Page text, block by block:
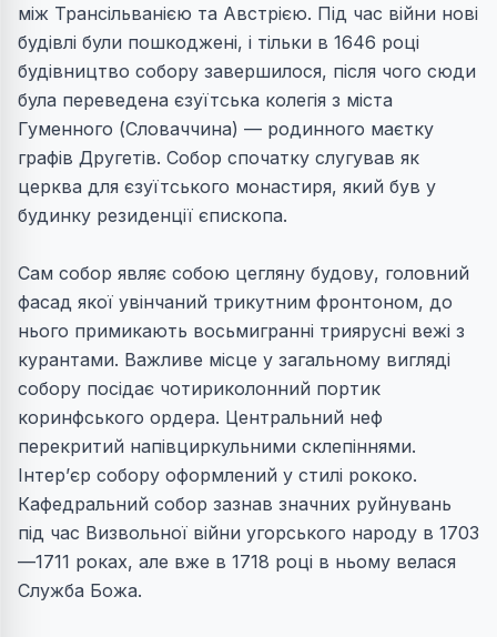
між Трансільванією та Австрією. Під час війни нові
будівлі були пошкоджені, і тільки в 1646 році
будівництво собору завершилося, після чого сюди
була переведена єзуїтська колегія з міста
Гуменного (Словаччина) — родинного маєтку
графів Другетів. Собор спочатку слугував як
церква для єзуїтського монастиря, який був у
будинку резиденції єпископа.
Сам собор являє собою цегляну будову, головний
фасад якої увінчаний трикутним фронтоном, до
нього примикають восьмигранні триярусні вежі з
курантами. Важливе місце у загальному вигляді
собору посідає чотириколонний портик
коринфського ордера. Центральний неф
перекритий напівциркульними склепіннями.
Інтер’єр собору оформлений у стилі рококо.
Кафедральний собор зазнав значних руйнувань
під час Визвольної війни угорського народу в 1703
—1711 роках, але вже в 1718 році в ньому велася
Служба Божа.